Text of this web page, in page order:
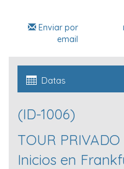
Enviar por
email
Datas
(ID-1006)
TOUR PRIVADO
Inicios en